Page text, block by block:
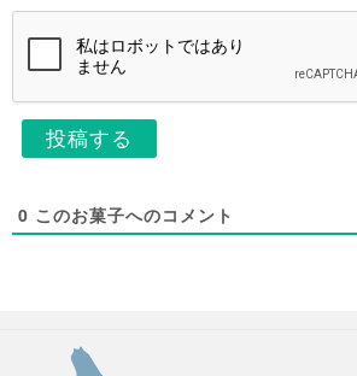
0 このお菓子へのコメント